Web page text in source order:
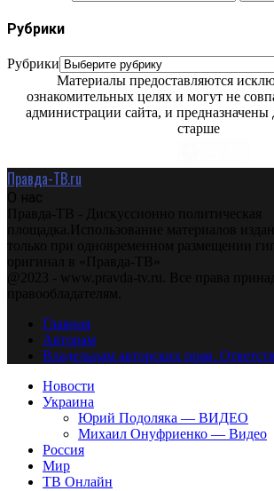
Рубрики
Рубрики
Материалы предоставляются
ознакомительных целях и могут не
администрации сайта, и предназначены
старше
Правда-ТВ.ru
О нас
Правда-ТВ - Дискуссионно политическая
площадка.Использование материалов
только при одновременном размещении
оригинал в «Правда-ТВ»
@2023 - www.pravda-tv.ru. Все права
правообладателям.
Главная
Авторам
Владельцам авторских прав.
Новости
Украина
Юрий Подоляка — ВИДЕО
Михаил Онуфриенко — Видео
Россия
Мир
ТВ Онлайн